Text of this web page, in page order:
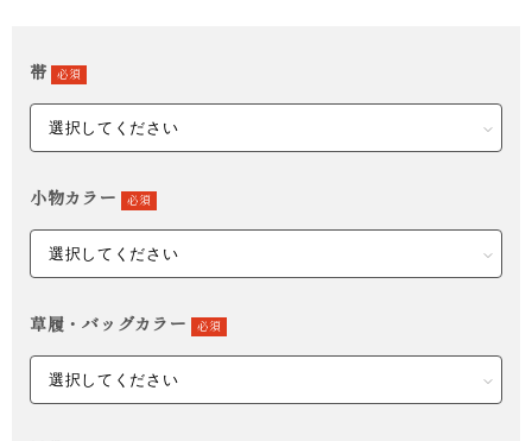
帯 必須
小物カラー 必須
草履・バッグカラー 必須